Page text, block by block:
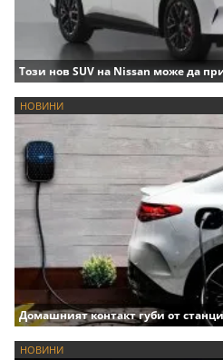
Този нов SUV на Nissan може да
НОВИНИ
Домашният контакт губи от
НОВИНИ